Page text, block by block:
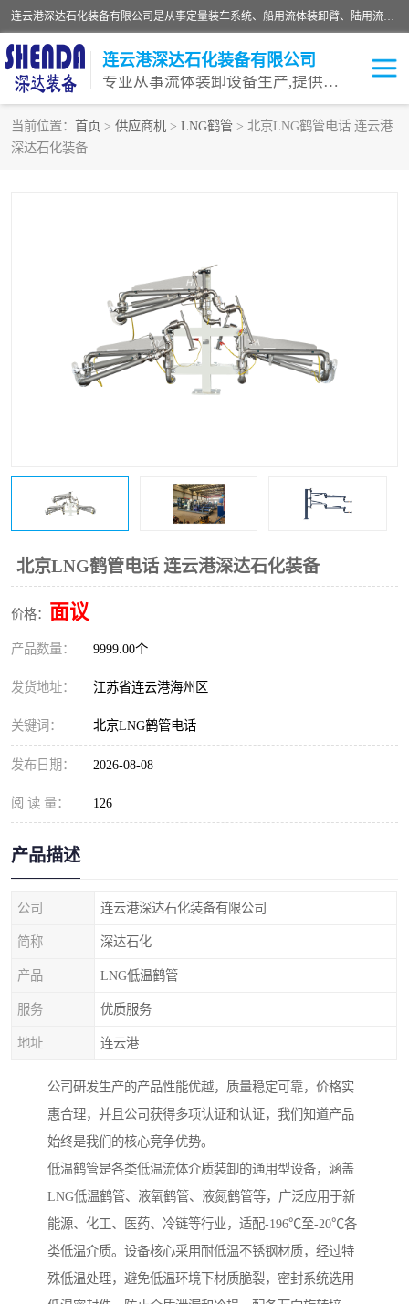
连云港深达石化装备有限公司是从事定量装车系统、船用流体装卸臂、陆用流体装卸臂（鹤管）、活动梯、钢构平台等全系列流体装卸设备的设计、制造、销售以及服务的专业供应商。公司始终以客户为中心，密切跟踪国内外油气储运及装卸设备先进技术的发展，以先进的技术、优质的产品、一流的服务，满足客户需求。
连云港深达石化装备有限公司
专业从事流体装卸设备生产,提供全面解决方案，生产与定制服务
当前位置： 首页 > 供应商机 > LNG鹤管 > 北京LNG鹤管电话 连云港
深达石化装备
北京LNG鹤管电话 连云港深达石化装备
价格： 面议
产品数量： 9999.00个
发货地址： 江苏省连云港海州区
关键词： 北京LNG鹤管电话
发布日期： 2026-08-08
阅 读 量： 126
产品描述
公司 连云港深达石化装备有限公司
简称 深达石化
产品 LNG低温鹤管
服务 优质服务
地址 连云港
公司研发生产的产品性能优越，质量稳定可靠，价格实
惠合理，并且公司获得多项认证和认证，我们知道产品
始终是我们的核心竞争优势。
低温鹤管是各类低温流体介质装卸的通用型设备，涵盖
LNG低温鹤管、液氧鹤管、液氮鹤管等，广泛应用于新
能源、化工、医药、冷链等行业，适配-196℃至-20℃各
类低温介质。设备核心采用耐低温不锈钢材质，经过特
殊低温处理，避免低温环境下材质脆裂，密封系统选用
鹤管
输油臂
汽车鹤管
火车鹤管